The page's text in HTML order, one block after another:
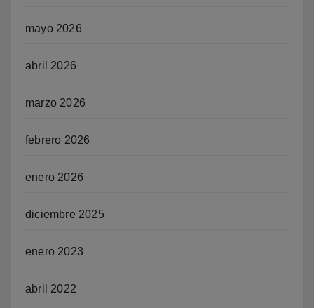
mayo 2026
abril 2026
marzo 2026
febrero 2026
enero 2026
diciembre 2025
enero 2023
abril 2022